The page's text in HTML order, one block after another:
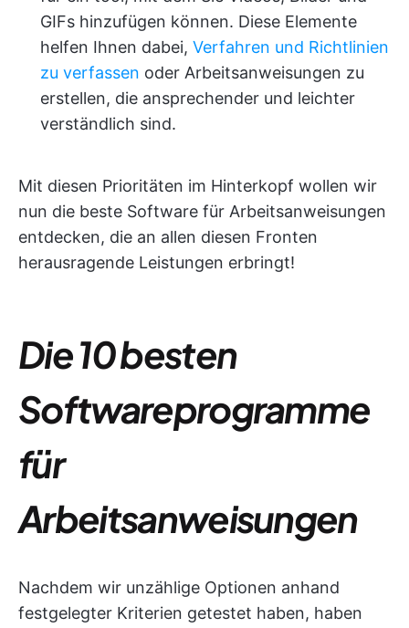
GIFs hinzufügen können. Diese Elemente
helfen Ihnen dabei, Verfahren und Richtlinien
zu verfassen oder Arbeitsanweisungen zu
erstellen, die ansprechender und leichter
verständlich sind.
Mit diesen Prioritäten im Hinterkopf wollen wir
nun die beste Software für Arbeitsanweisungen
entdecken, die an allen diesen Fronten
herausragende Leistungen erbringt!
Die 10 besten
Softwareprogramme
für
Arbeitsanweisungen
Nachdem wir unzählige Optionen anhand
festgelegter Kriterien getestet haben, haben